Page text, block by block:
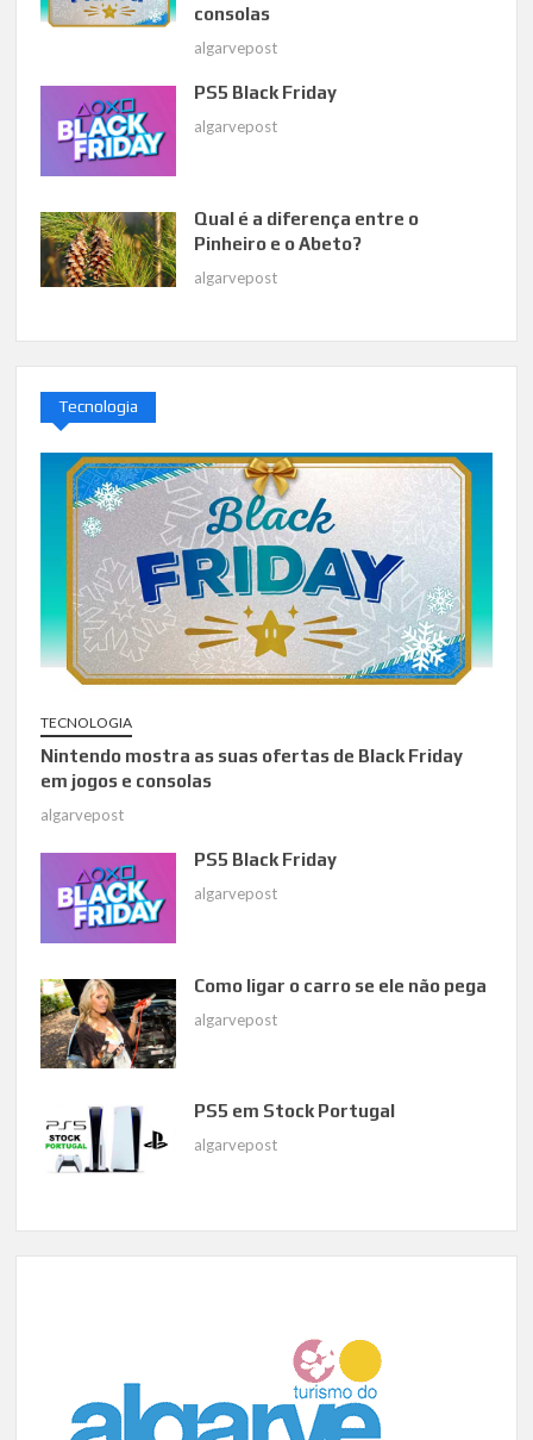
consolas
algarvepost
PS5 Black Friday
algarvepost
Qual é a diferença entre o
Pinheiro e o Abeto?
algarvepost
Tecnologia
TECNOLOGIA
Nintendo mostra as suas ofertas de Black Friday
em jogos e consolas
algarvepost
PS5 Black Friday
algarvepost
Como ligar o carro se ele não pega
algarvepost
PS5 em Stock Portugal
algarvepost